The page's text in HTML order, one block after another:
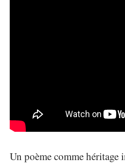
Un poème comme héritage